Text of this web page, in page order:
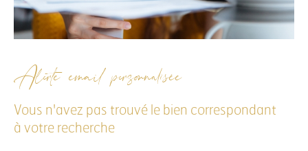
Alerte email personnalisée
Vous n'avez pas trouvé le bien correspondant
à votre recherche